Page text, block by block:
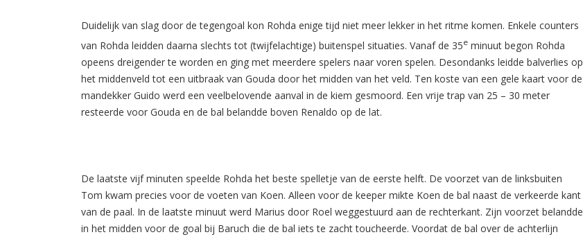
Duidelijk van slag door de tegengoal kon Rohda enige tijd niet meer lekker in het ritme komen. Enkele counters
van Rohda leidden daarna slechts tot (twijfelachtige) buitenspel situaties. Vanaf de 35e minuut begon Rohda
opeens dreigender te worden en ging met meerdere spelers naar voren spelen. Desondanks leidde balverlies op
het middenveld tot een uitbraak van Gouda door het midden van het veld. Ten koste van een gele kaart voor de
mandekker Guido werd een veelbelovende aanval in de kiem gesmoord. Een vrije trap van 25 – 30 meter
resteerde voor Gouda en de bal belandde boven Renaldo op de lat.
De laatste vijf minuten speelde Rohda het beste spelletje van de eerste helft. De voorzet van de linksbuiten
Tom kwam precies voor de voeten van Koen. Alleen voor de keeper mikte Koen de bal naast de verkeerde kant
van de paal. In de laatste minuut werd Marius door Roel weggestuurd aan de rechterkant. Zijn voorzet belandde
in het midden voor de goal bij Baruch die de bal iets te zacht toucheerde. Voordat de bal over de achterlijn